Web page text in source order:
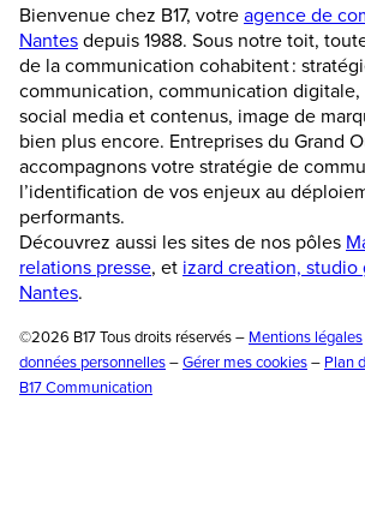
Bienvenue chez B17, votreagence de
Nantesdepuis 1988. Sous notre toit,
de la communication cohabitent :
communication, communication digitale,
social media et contenus, image de
bien plus encore. Entreprises du Grand
accompagnons votre stratégie de
l’identification de vos enjeux au
performants.
Découvrez aussi les sites de nos pôles
relations presse, et izard creation, studio
Nantes.
©2026 B17 Tous droits réservés – Mentions légales
données personnelles–Gérer mes cookies– Plan
B17 Communication